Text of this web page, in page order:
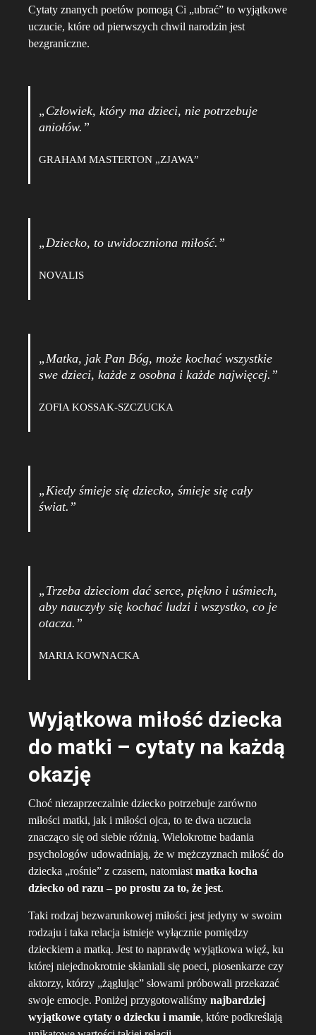
Cytaty znanych poetów pomogą Ci „ubrać” to wyjątkowe
uczucie, które od pierwszych chwil narodzin jest
bezgraniczne.
„Człowiek, który ma dzieci, nie potrzebuje
aniołów.”
GRAHAM MASTERTON „ZJAWA”
„Dziecko, to uwidoczniona miłość.”
NOVALIS
„Matka, jak Pan Bóg, może kochać wszystkie
swe dzieci, każde z osobna i każde najwięcej.”
ZOFIA KOSSAK-SZCZUCKA
„Kiedy śmieje się dziecko, śmieje się cały
świat.”
„Trzeba dzieciom dać serce, piękno i uśmiech,
aby nauczyły się kochać ludzi i wszystko, co je
otacza.”
MARIA KOWNACKA
Wyjątkowa miłość dziecka
do matki – cytaty na każdą
okazję
Choć niezaprzeczalnie dziecko potrzebuje zarówno
miłości matki, jak i miłości ojca, to te dwa uczucia
znacząco się od siebie różnią. Wielokrotne badania
psychologów udowadniają, że w mężczyznach miłość do
dziecka „rośnie” z czasem, natomiast matka kocha
dziecko od razu – po prostu za to, że jest.
Taki rodzaj bezwarunkowej miłości jest jedyny w swoim
rodzaju i taka relacja istnieje wyłącznie pomiędzy
dzieckiem a matką. Jest to naprawdę wyjątkowa więź, ku
której niejednokrotnie skłaniali się poeci, piosenkarze czy
aktorzy, którzy „żąglując” słowami próbowali przekazać
swoje emocje. Poniżej przygotowaliśmy najbardziej
wyjątkowe cytaty o dziecku i mamie, które podkreślają